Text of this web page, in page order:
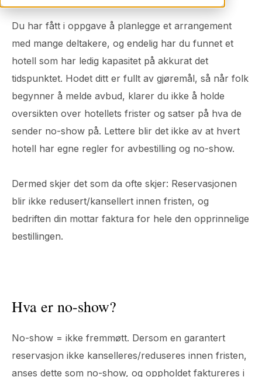
Du har fått i oppgave å planlegge et arrangement
med mange deltakere, og endelig har du funnet et
hotell som har ledig kapasitet på akkurat det
tidspunktet. Hodet ditt er fullt av gjøremål, så når folk
begynner å melde avbud, klarer du ikke å holde
oversikten over hotellets frister og satser på hva de
sender no-show på. Lettere blir det ikke av at hvert
hotell har egne regler for avbestilling og no-show.
Dermed skjer det som da ofte skjer: Reservasjonen
blir ikke redusert/kansellert innen fristen, og
bedriften din mottar faktura for hele den opprinnelige
bestillingen.
Hva er no-show?
No-show = ikke fremmøtt. Dersom en garantert
reservasjon ikke kanselleres/reduseres innen fristen,
anses dette som no-show, og oppholdet faktureres i